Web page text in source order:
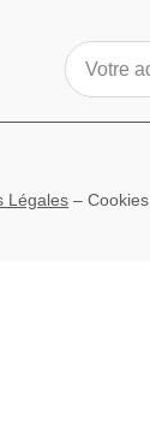
Légales – Cookies